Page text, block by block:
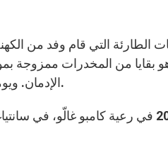
الطارئة التي قام وفد من
بقايا من المخدرات ممزوجة
الإدمان. ويوميا يتم توزيع 400000 جرعة من هذه المخدرات في ضواحي بوينس آيرس.
تم تعيينه عام 2010 في رعية كامبو